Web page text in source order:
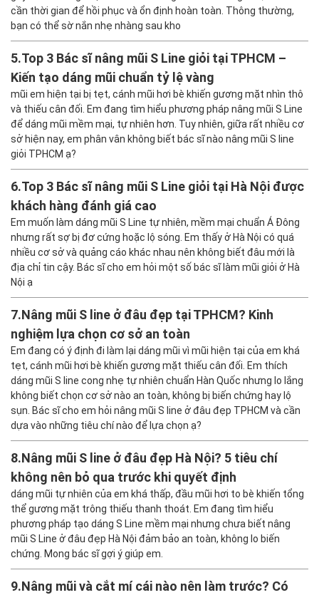
cần thời gian để hồi phục và ổn định hoàn toàn. Thông thường,
bạn có thể sờ nắn nhẹ nhàng sau kho
5.Top 3 Bác sĩ nâng mũi S Line giỏi tại TPHCM –
Kiến tạo dáng mũi chuẩn tỷ lệ vàng
mũi em hiện tại bị tẹt, cánh mũi hơi bè khiến gương mặt nhìn thô
và thiếu cân đối. Em đang tìm hiểu phương pháp nâng mũi S Line
để dáng mũi mềm mại, tự nhiên hơn. Tuy nhiên, giữa rất nhiều cơ
sở hiện nay, em phân vân không biết bác sĩ nào nâng mũi S line
giỏi TPHCM ạ?
6.Top 3 Bác sĩ nâng mũi S Line giỏi tại Hà Nội được
khách hàng đánh giá cao
Em muốn làm dáng mũi S Line tự nhiên, mềm mại chuẩn Á Đông
nhưng rất sợ bị đơ cứng hoặc lộ sóng. Em thấy ở Hà Nội có quá
nhiều cơ sở và quảng cáo khác nhau nên không biết đâu mới là
địa chỉ tin cậy. Bác sĩ cho em hỏi một số bác sĩ làm mũi giỏi ở Hà
Nội ạ
7.Nâng mũi S line ở đâu đẹp tại TPHCM? Kinh
nghiệm lựa chọn cơ sở an toàn
Em đang có ý định đi làm lại dáng mũi vì mũi hiện tại của em khá
tẹt, cánh mũi hơi bè khiến gương mặt thiếu cân đối. Em thích
dáng mũi S line cong nhẹ tự nhiên chuẩn Hàn Quốc nhưng lo lắng
không biết chọn cơ sở nào an toàn, không bị biến chứng hay lộ
sụn. Bác sĩ cho em hỏi nâng mũi S line ở đâu đẹp TPHCM và cần
dựa vào những tiêu chí nào để lựa chọn ạ?
8.Nâng mũi S line ở đâu đẹp Hà Nội? 5 tiêu chí
không nên bỏ qua trước khi quyết định
dáng mũi tự nhiên của em khá thấp, đầu mũi hơi to bè khiến tổng
thể gương mặt trông thiếu thanh thoát. Em đang tìm hiểu
phương pháp tạo dáng S Line mềm mại nhưng chưa biết nâng
mũi S Line ở đâu đẹp Hà Nội đảm bảo an toàn, không lo biến
chứng. Mong bác sĩ gợi ý giúp em.
9.Nâng mũi và cắt mí cái nào nên làm trước? Có